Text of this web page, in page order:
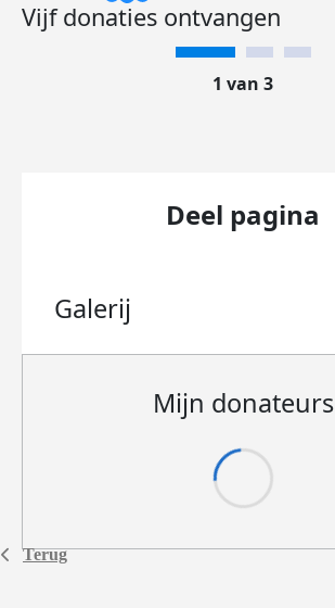
Terug
Vijf donaties ontvangen
1 van 3
Deel pagina
Galerij
Mijn donateurs